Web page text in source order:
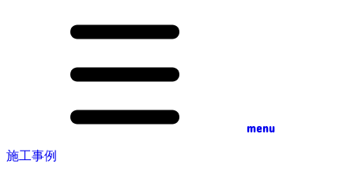
menu
施工事例